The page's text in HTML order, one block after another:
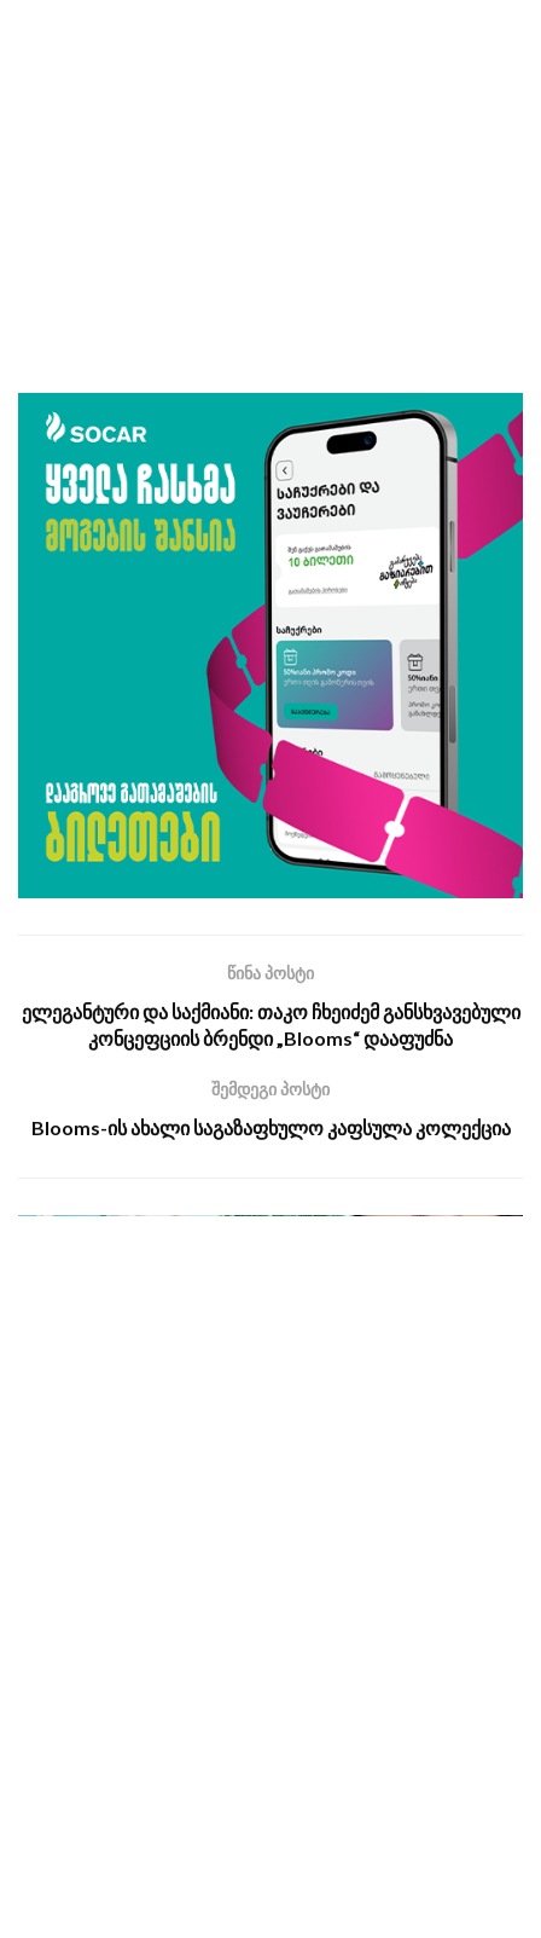
წინა პოსტი
ელეგანტური და საქმიანი: თაკო ჩხეიძემ განსხვავებული
კონცეფციის ბრენდი „Blooms“ დააფუძნა
შემდეგი პოსტი
Blooms-ის ახალი საგაზაფხულო კაფსულა კოლექცია